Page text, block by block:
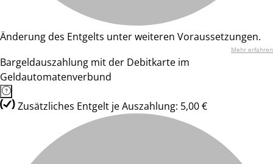
Änderung des Entgelts unter weiteren Voraussetzungen.
Mehr erfahren
Bargeldauszahlung mit der Debitkarte im
Geldautomatenverbund
Zusätzliches Entgelt je Auszahlung: 5,00 €